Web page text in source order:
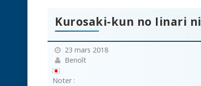
Kurosaki-kun no Iinari
23 mars 2018
Benoît
Noter :